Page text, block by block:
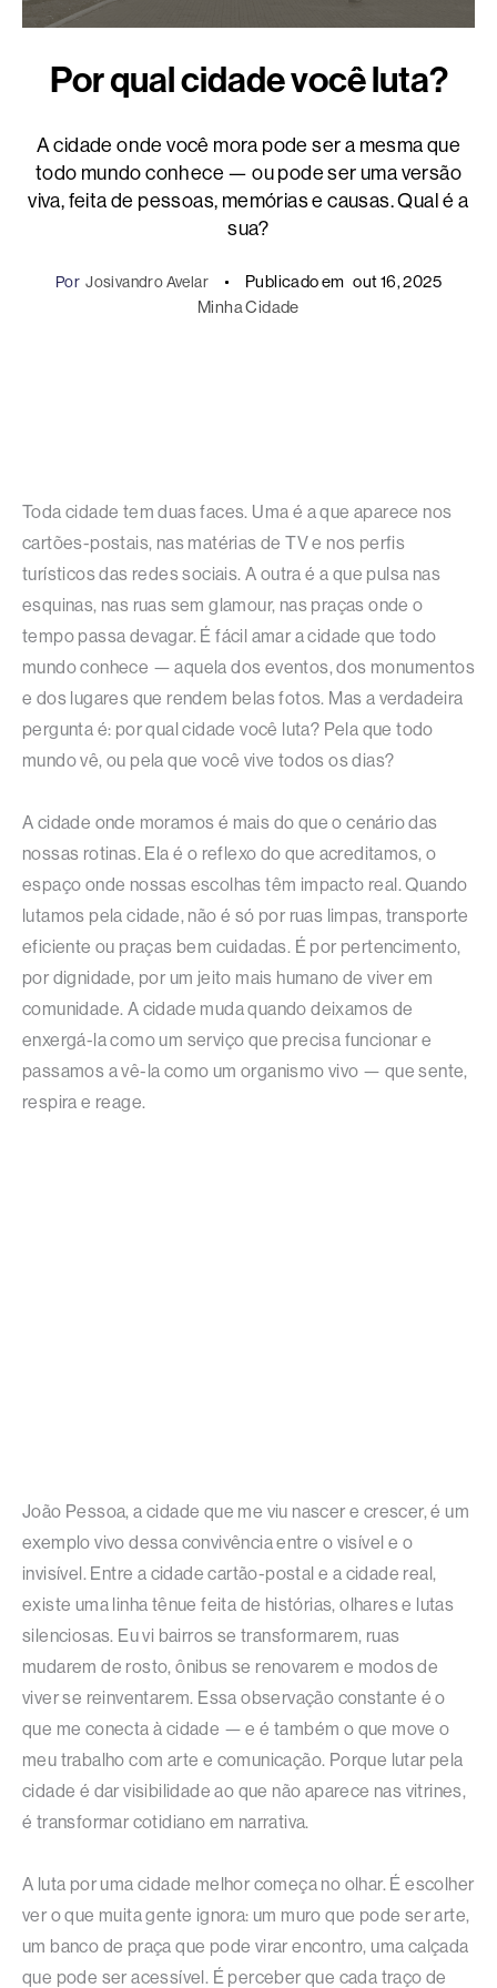
Por qual cidade você luta?
A cidade onde você mora pode ser a mesma que
todo mundo conhece — ou pode ser uma versão
viva, feita de pessoas, memórias e causas. Qual é a
sua?
Por Josivandro Avelar Publicado em out 16, 2025
Minha Cidade
Toda cidade tem duas faces. Uma é a que aparece nos
cartões-postais, nas matérias de TV e nos perfis
turísticos das redes sociais. A outra é a que pulsa nas
esquinas, nas ruas sem glamour, nas praças onde o
tempo passa devagar. É fácil amar a cidade que todo
mundo conhece — aquela dos eventos, dos monumentos
e dos lugares que rendem belas fotos. Mas a verdadeira
pergunta é: por qual cidade você luta? Pela que todo
mundo vê, ou pela que você vive todos os dias?
A cidade onde moramos é mais do que o cenário das
nossas rotinas. Ela é o reflexo do que acreditamos, o
espaço onde nossas escolhas têm impacto real. Quando
lutamos pela cidade, não é só por ruas limpas, transporte
eficiente ou praças bem cuidadas. É por pertencimento,
por dignidade, por um jeito mais humano de viver em
comunidade. A cidade muda quando deixamos de
enxergá-la como um serviço que precisa funcionar e
passamos a vê-la como um organismo vivo — que sente,
respira e reage.
João Pessoa, a cidade que me viu nascer e crescer, é um
exemplo vivo dessa convivência entre o visível e o
invisível. Entre a cidade cartão-postal e a cidade real,
existe uma linha tênue feita de histórias, olhares e lutas
silenciosas. Eu vi bairros se transformarem, ruas
mudarem de rosto, ônibus se renovarem e modos de
viver se reinventarem. Essa observação constante é o
que me conecta à cidade — e é também o que move o
meu trabalho com arte e comunicação. Porque lutar pela
cidade é dar visibilidade ao que não aparece nas vitrines,
é transformar cotidiano em narrativa.
A luta por uma cidade melhor começa no olhar. É escolher
ver o que muita gente ignora: um muro que pode ser arte,
um banco de praça que pode virar encontro, uma calçada
que pode ser acessível. É perceber que cada traço de